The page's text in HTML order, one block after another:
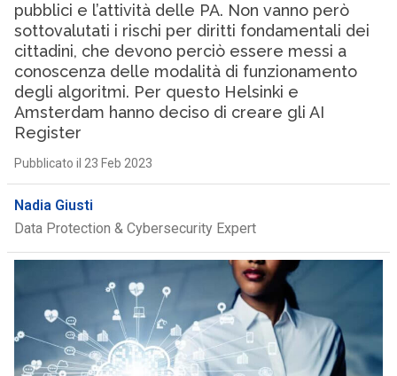
pubblici e l’attività delle PA. Non vanno però
sottovalutati i rischi per diritti fondamentali dei
cittadini, che devono perciò essere messi a
conoscenza delle modalità di funzionamento
degli algoritmi. Per questo Helsinki e
Amsterdam hanno deciso di creare gli AI
Register
Pubblicato il 23 Feb 2023
Nadia Giusti
Data Protection & Cybersecurity Expert